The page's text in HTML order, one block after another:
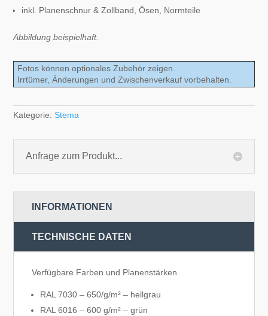
inkl. Planenschnur & Zollband, Ösen, Normteile
Abbildung beispielhaft.
Fotos können optionales Zubehör zeigen.
Irrtümer, Änderungen und Zwischenverkauf vorbehalten.
Kategorie:Stema
Anfrage zum Produkt...
INFORMATIONEN
TECHNISCHE DATEN
Verfügbare Farben und Planenstärken
RAL 7030 – 650/g/m² – hellgrau
RAL 6016 – 600 g/m² – grün